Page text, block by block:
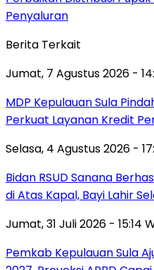
Penyaluran
Berita Terkait
Jumat, 7 Agustus 2026 -
MDP Kepulauan Sula
Perkuat Layanan Kredit
Selasa, 4 Agustus 2026 -
Bidan RSUD Sanana
di Atas Kapal, Bayi Lahir
Jumat, 31 Juli 2026 - 15:14
Pemkab Kepulauan Sula